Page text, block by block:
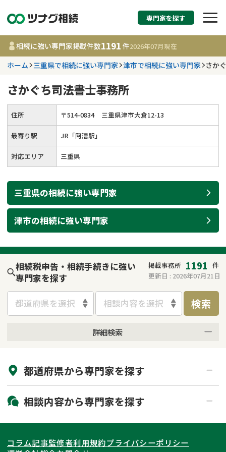
相続税申告・相続手
す
事務所 1191
2026年07月21日
遺言書作成・遺言執行
相続登記
遺留分侵害額請求
贈与税
相続人調査
不動産評価(相続不動
産)
費用相場
コラム
相続手続き
不動産の相続
相続登記
調査・アンケート
専門家を探す
相続に強い専門家掲載件数1191 件2026年07月現在
ホーム 三重県で相続に強い専門家 津市で相続に強い専門家 さか
さかぐち司法書士事務所
住所 〒514-0834 三重県津市大倉12-13
最寄り駅 JR「阿漕駅」
対応エリア 三重県
三重県の相続に強い専門家
津市の相続に強い専門家
相続税申告・相続手続きに強い
専門家を探す
掲載事務所 1191 件
更新日 : 2026年07月21日
都道府県を選択 相談内容を選択 検索
詳細検索
初回相談無料
土日祝の相談可能
都道府県から専門家を探す
北海道・東北
北海道 青森県
関東
相談内容から専門家を探す
相続登記
遺産分割
コラム記事監修者利用規約プライバシーポリシー